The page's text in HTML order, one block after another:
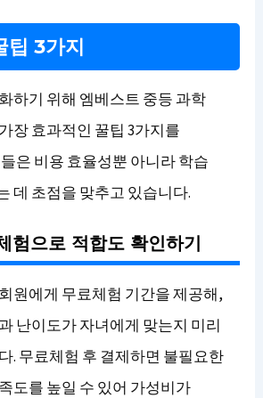
팁 3가지
하기 위해 엠베스트 중등 과학
장 효과적인 꿀팁 3가지를
은 비용 효율성뿐 아니라 학습
데 초점을 맞추고 있습니다.
험으로 적합도 확인하기
원에게 무료체험 기간을 제공해,
난이도가 자녀에게 맞는지 미리
. 무료체험 후 결제하면 불필요한
도를 높일 수 있어 가성비가